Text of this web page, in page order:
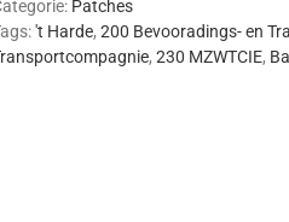
Patches
't Harde, 200 Bevooradings- en
, 230 MZWTCIE,